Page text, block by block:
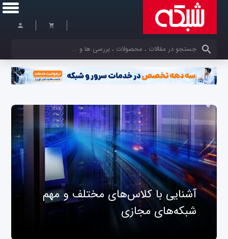
کلمات کلیدی خود را وارد کنید
آشنایی با کلاس‌های مختلف و مهم
شبکه‌های مجازی